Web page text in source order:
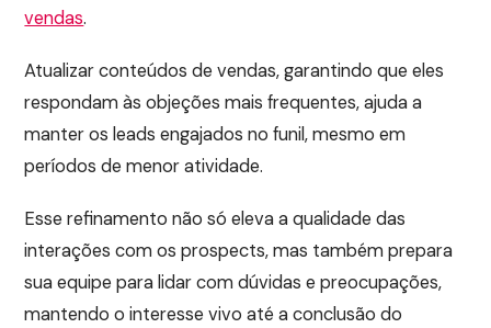
vendas.
Atualizar conteúdos de vendas, garantindo que eles
respondam às objeções mais frequentes, ajuda a
manter os leads engajados no funil, mesmo em
períodos de menor atividade.
Esse refinamento não só eleva a qualidade das
interações com os prospects, mas também prepara
sua equipe para lidar com dúvidas e preocupações,
mantendo o interesse vivo até a conclusão do